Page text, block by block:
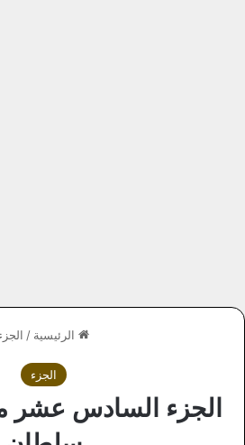
الرئيسية /
الجزء
الجزء السادس عشر